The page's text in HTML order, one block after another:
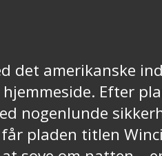
det amerikanske
Efter
nogenlunde
pladen titlen